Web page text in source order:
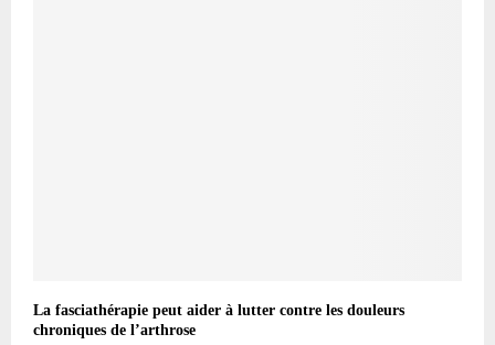
La fasciathérapie peut aider à lutter contre les douleurs
chroniques de l’arthrose